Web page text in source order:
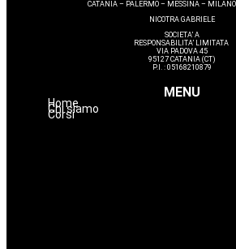
CATANIA – PALERMO – MESSINA – MILANO
NICOTRA GABRIELE
SOCIETA’ A
RESPONSABILITA’ LIMITATA
VIA PADOVA 45
95127 CATANIA (CT)
P.I. : 05168210879
MENU
Home
Chi siamo
Corsi